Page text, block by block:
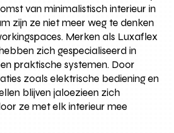
van minimalistisch interieur in
zijn ze niet meer weg te denken
Merken als Luxaflex
zich gespecialiseerd in
praktische systemen. Door
zoals elektrische bediening en
blijven jaloezieen zich
ze met elk interieur mee